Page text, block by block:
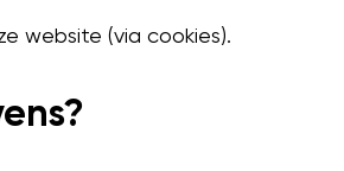
website (via cookies).